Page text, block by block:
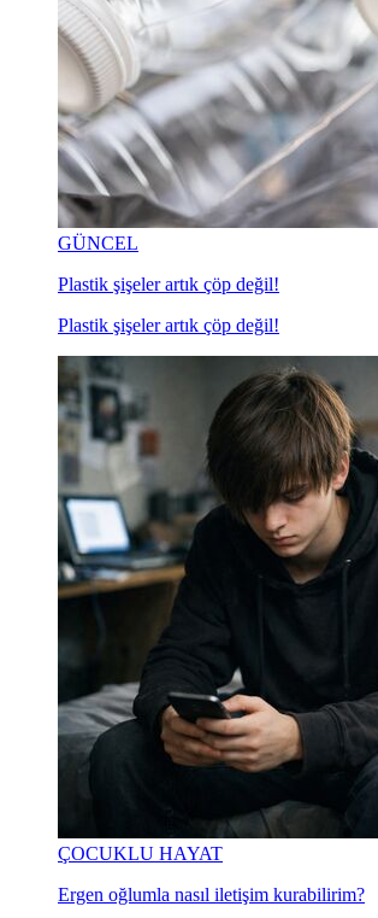
GÜNCEL
Plastik şişeler artık çöp değil!
Plastik şişeler artık çöp değil!
ÇOCUKLU HAYAT
Ergen oğlumla nasıl iletişim kurabilirim?